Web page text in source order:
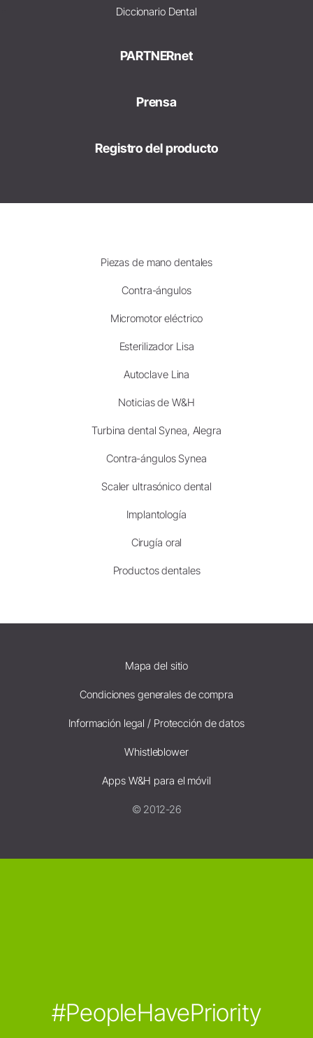
Diccionario Dental
PARTNERnet
Prensa
Registro del producto
Piezas de mano dentales
Contra-ángulos
Micromotor eléctrico
Esterilizador Lisa
Autoclave Lina
Noticias de W&H
Turbina dental Synea, Alegra
Contra-ángulos Synea
Scaler ultrasónico dental
Implantología
Cirugía oral
Productos dentales
Mapa del sitio
Condiciones generales de compra
Información legal / Protección de datos
Whistleblower
Apps W&H para el móvil
© 2012-26
#PeopleHavePriority